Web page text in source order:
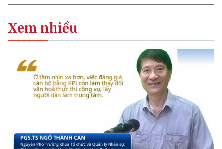
Xem nhiều